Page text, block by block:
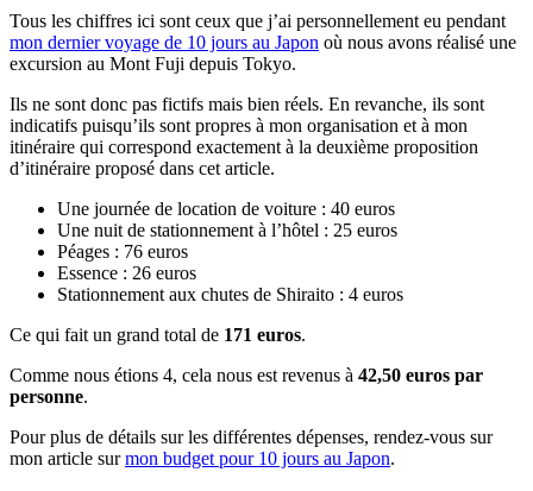
Tous les chiffres ici sont ceux que j’ai personnellement eu pendant
mon dernier voyage de 10 jours au Japon où nous avons réalisé une
excursion au Mont Fuji depuis Tokyo.
Ils ne sont donc pas fictifs mais bien réels. En revanche, ils sont
indicatifs puisqu’ils sont propres à mon organisation et à mon
itinéraire qui correspond exactement à la deuxième proposition
d’itinéraire proposé dans cet article.
Une journée de location de voiture : 40 euros
Une nuit de stationnement à l’hôtel : 25 euros
Péages : 76 euros
Essence : 26 euros
Stationnement aux chutes de Shiraito : 4 euros
Ce qui fait un grand total de 171 euros.
Comme nous étions 4, cela nous est revenus à 42,50 euros par
personne.
Pour plus de détails sur les différentes dépenses, rendez-vous sur
mon article surmon budget pour 10 jours au Japon.